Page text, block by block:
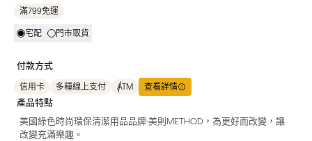
滿799免運
宅配 門市取貨
付款方式
信用卡 多種線上支付 ATM 查看詳情
產品特點
美國綠色時尚環保清潔用品品牌-美則METHOD，為更好而改變，讓
改變充滿樂趣。